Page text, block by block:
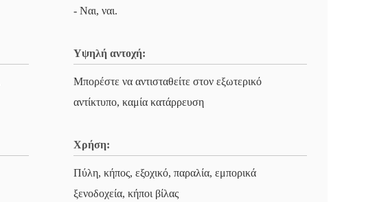
- Ναι, ναι.
Υψηλή αντοχή:
Μπορέστε να αντισταθείτε στον εξωτερικό
αντίκτυπο, καμία κατάρρευση
Χρήση:
Πύλη, κήπος, εξοχικό, παραλία, εμπορικά
ξενοδοχεία, κήποι βίλας